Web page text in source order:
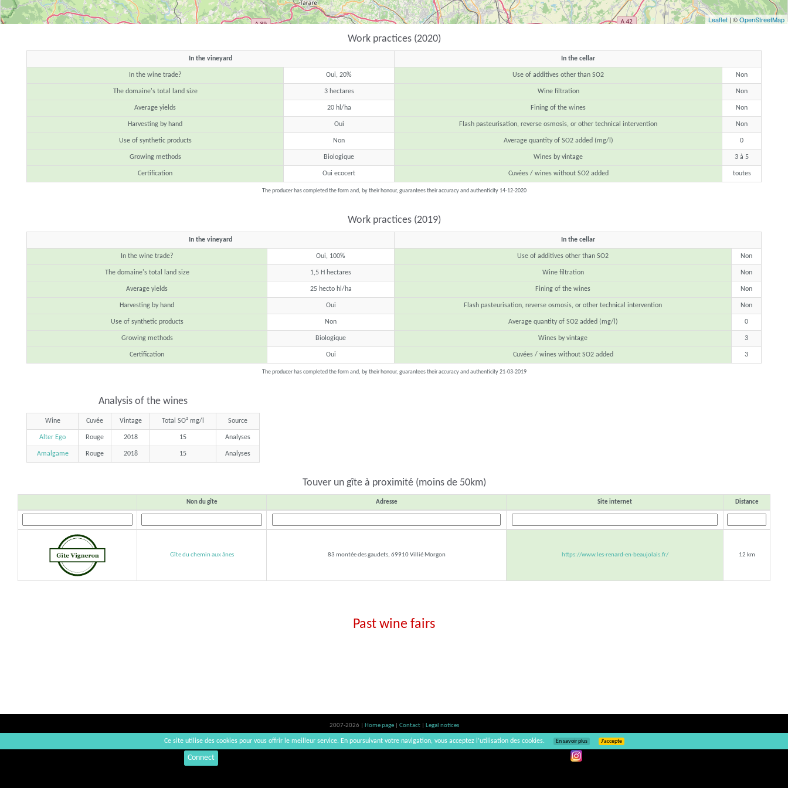
Leaflet | ©OpenStreetMap
Work practices (2020)
In the vineyard In the cellar
In the wine trade? Oui, 20% Use of additives other than SO2 Non
The domaine's total land size 3 hectares Wine filtration Non
Average yields 20 hl/ha Fining of the wines Non
Harvesting by hand Oui Flash pasteurisation, reverse osmosis, or other technical intervention Non
Use of synthetic products Non Average quantity of SO2 added (mg/l) 0
Growing methods Biologique Wines by vintage 3 à 5
Certification Oui ecocert Cuvées / wines without SO2 added toutes
The producer has completed the form and, by their honour, guarantees their accuracy and authenticity 14-12-2020
Work practices (2019)
In the vineyard In the cellar
In the wine trade? Oui, 100% Use of additives other than SO2 Non
The domaine's total land size 1,5 H hectares Wine filtration Non
Average yields 25 hecto hl/ha Fining of the wines Non
Harvesting by hand Oui Flash pasteurisation, reverse osmosis, or other technical intervention Non
Use of synthetic products Non Average quantity of SO2 added (mg/l) 0
Growing methods Biologique Wines by vintage 3
Certification Oui Cuvées / wines without SO2 added 3
The producer has completed the form and, by their honour, guarantees their accuracy and authenticity 21-03-2019
Analysis of the wines
Wine Cuvée Vintage Total SO² mg/l Source
Alter Ego Rouge 2018 15 Analyses
Amalgame Rouge 2018 15 Analyses
Touver un gîte à proximité (moins de 50km)
Non du gîte Adresse Site internet Distance
Gîte du chemin aux ânes 83 montée des gaudets, 69910 Villié Morgon https://www.les-renard-en-beaujolais.fr/ 12 km
Past wine fairs
2007-2026 | Home page Contact
Legal notices
Alcohol abuse is bad for your health, please consume in moderation | vinsnaturels | v3.12
Connect
Ce site utilise des cookies pour vous offrir le meilleur service. En poursuivant votre navigation, vous acceptez l’utilisation des cookies. En savoir plus J’accepte